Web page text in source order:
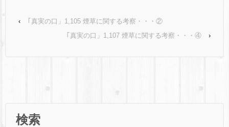
‹
｢真実の口」1,105 煙草に関する考察・・・②
｢真実の口」1,107 煙草に関する考察・・・④
›
検索